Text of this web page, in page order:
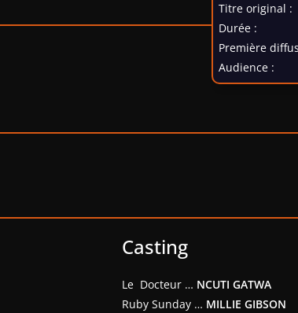
Titre original :
Durée :
Première
Audience :
Casting
Le Docteur … NCUTI GATWA
Ruby Sunday … MILLIE GIBSON